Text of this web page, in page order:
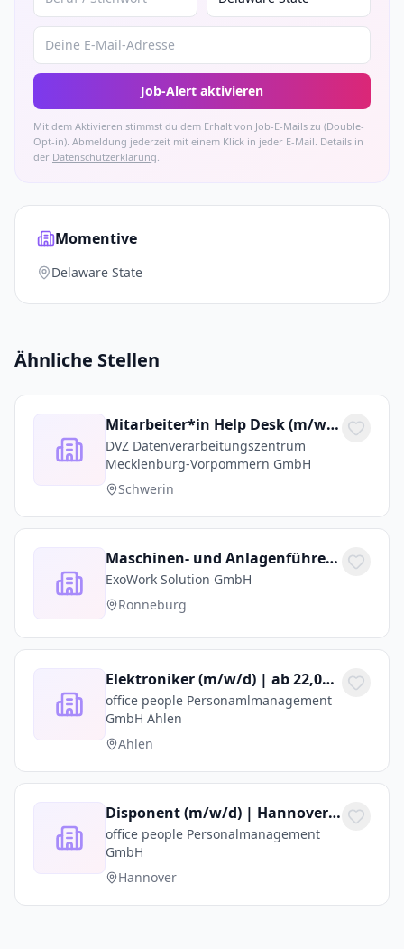
Job-Alert aktivieren
Mit dem Aktivieren stimmst du dem Erhalt von Job-E-Mails zu (Double-
Opt-in). Abmeldung jederzeit mit einem Klick in jeder E-Mail. Details in
der Datenschutzerklärung.
Momentive
Delaware State
Ähnliche Stellen
Mitarbeiter*in Help Desk (m/w/d) - Monitoring für den IT-Dienstleister des Landes M-V
DVZ Datenverarbeitungszentrum
Mecklenburg-Vorpommern GmbH
Schwerin
Maschinen- und Anlagenführer (m/w/d) – Leitstandbedienung & Anlagensteuerung – ab 18,50€ /Std.
ExoWork Solution GmbH
Ronneburg
Elektroniker (m/w/d) | ab 22,00 € / Std.
office people Personamlmanagement
GmbH Ahlen
Ahlen
Disponent (m/w/d) | Hannover | Direktvermittlung
office people Personalmanagement
GmbH
Hannover